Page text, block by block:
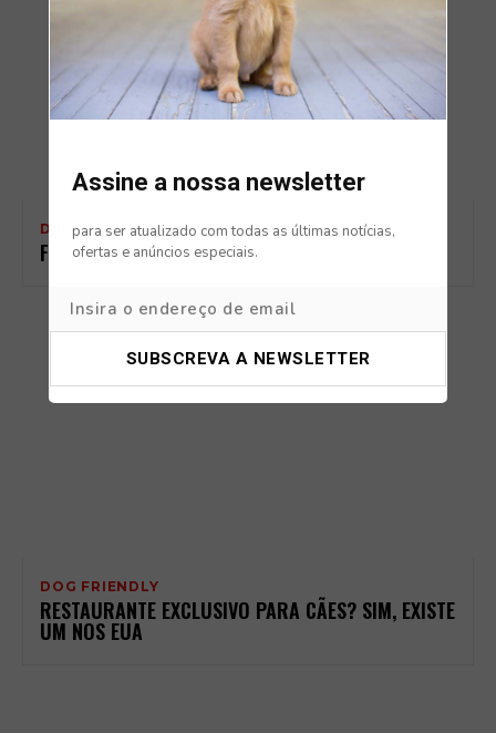
DOG FRIENDLY
FIUTO – O RESTAURANTE PARA CÃES
DOG FRIENDLY
RESTAURANTE EXCLUSIVO PARA CÃES? SIM, EXISTE
UM NOS EUA
Assine a nossa newsletter
para ser atualizado com todas as últimas notícias,
ofertas e anúncios especiais.